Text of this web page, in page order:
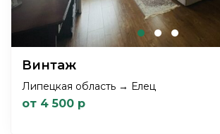
Винтаж
Липецкая область → Елец
от 4 500 р